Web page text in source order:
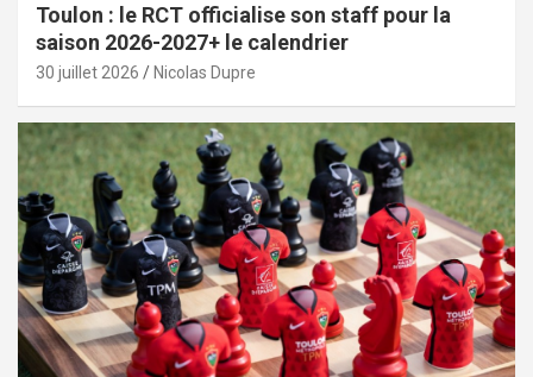
Toulon : le RCT officialise son staff pour la
saison 2026-2027+ le calendrier
30 juillet 2026 Nicolas Dupre